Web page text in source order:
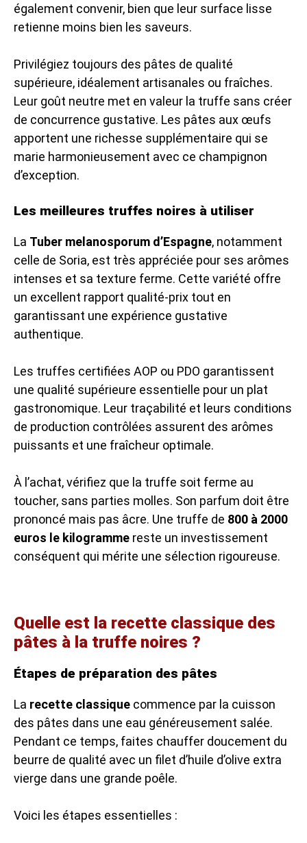
également convenir, bien que leur surface lisse
retienne moins bien les saveurs.
Privilégiez toujours des pâtes de qualité
supérieure, idéalement artisanales ou fraîches.
Leur goût neutre met en valeur la truffe sans créer
de concurrence gustative. Les pâtes aux œufs
apportent une richesse supplémentaire qui se
marie harmonieusement avec ce champignon
d’exception.
Les meilleures truffes noires à utiliser
La Tuber melanosporum d’Espagne, notamment
celle de Soria, est très appréciée pour ses arômes
intenses et sa texture ferme. Cette variété offre
un excellent rapport qualité-prix tout en
garantissant une expérience gustative
authentique.
Les truffes certifiées AOP ou PDO garantissent
une qualité supérieure essentielle pour un plat
gastronomique. Leur traçabilité et leurs conditions
de production contrôlées assurent des arômes
puissants et une fraîcheur optimale.
À l’achat, vérifiez que la truffe soit ferme au
toucher, sans parties molles. Son parfum doit être
prononcé mais pas âcre. Une truffe de 800 à 2000
euros le kilogramme reste un investissement
conséquent qui mérite une sélection rigoureuse.
Quelle est la recette classique des
pâtes à la truffe noires ?
Étapes de préparation des pâtes
La recette classique commence par la cuisson
des pâtes dans une eau généreusement salée.
Pendant ce temps, faites chauffer doucement du
beurre de qualité avec un filet d’huile d’olive extra
vierge dans une grande poêle.
Voici les étapes essentielles :